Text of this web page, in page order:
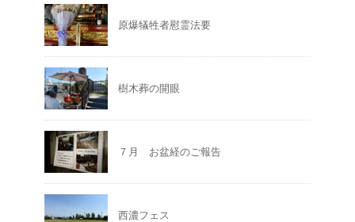
原爆犠牲者慰霊法要
樹木葬の開眼
７月 お盆経のご報告
西濃フェス